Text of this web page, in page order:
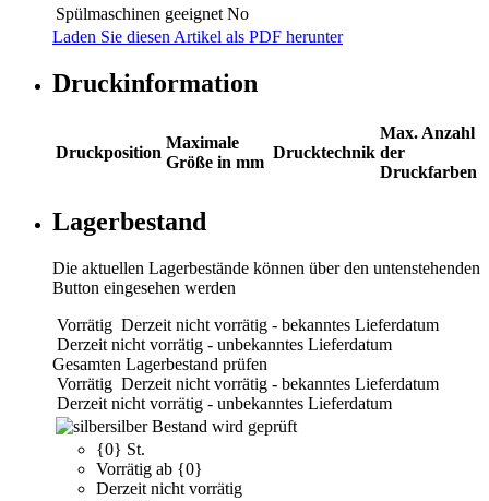
Spülmaschinen geeignet No
Laden Sie diesen Artikel als PDF herunter
Druckinformation
Druckposition
Maximale
Größe in mm
Drucktechnik
Max. Anzahl
der
Druckfarben
Lagerbestand
Die aktuellen Lagerbestände können über den untenstehenden
Button eingesehen werden
Vorrätig Derzeit nicht vorrätig - bekanntes Lieferdatum
Derzeit nicht vorrätig - unbekanntes Lieferdatum
Gesamten Lagerbestand prüfen
Vorrätig Derzeit nicht vorrätig - bekanntes Lieferdatum
Derzeit nicht vorrätig - unbekanntes Lieferdatum
silber Bestand wird geprüft
{0} St.
Vorrätig ab {0}
Derzeit nicht vorrätig